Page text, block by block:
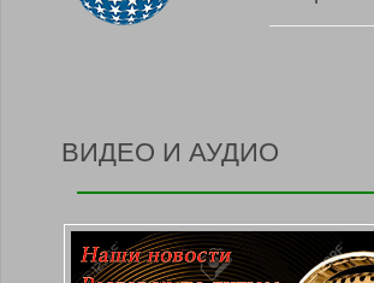
ВИДЕО И АУДИО